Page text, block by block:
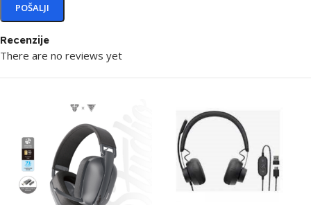
Recenzije
There are no reviews yet